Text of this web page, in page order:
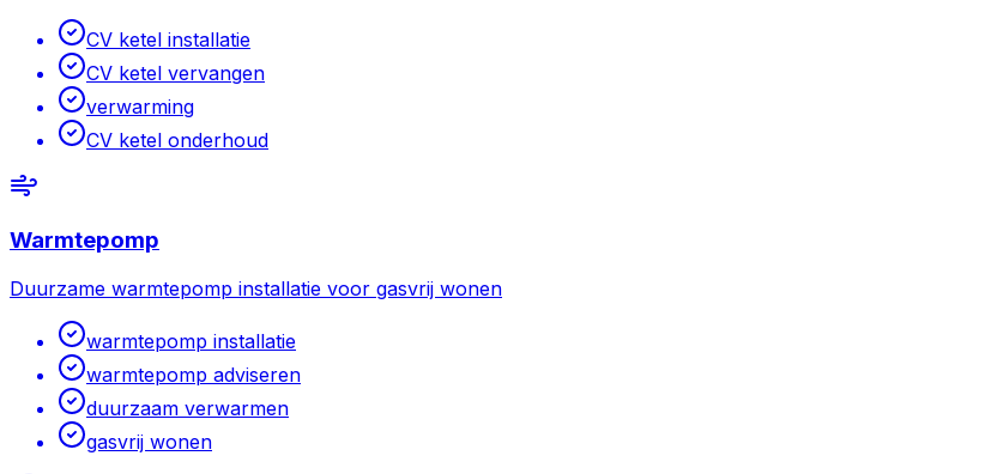
CV ketel installatie
CV ketel vervangen
verwarming
CV ketel onderhoud
Warmtepomp
Duurzame warmtepomp installatie voor gasvrij wonen
warmtepomp installatie
warmtepomp adviseren
duurzaam verwarmen
gasvrij wonen